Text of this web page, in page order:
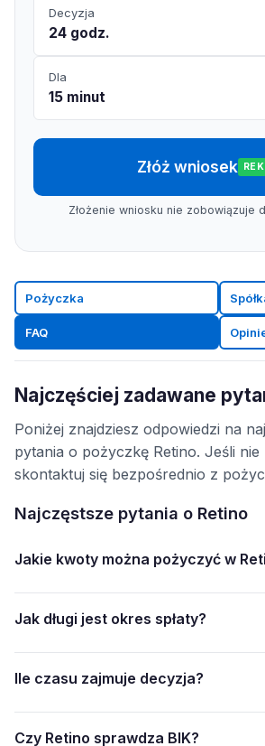
Decyzja
24 godz.
Dla
15 minut
Złóż wniosek
Złożenie wniosku nie zobowiązuje
Pożyczka
FAQ
Najczęściej zadawane
Poniżej znajdziesz odpowiedzi na
pytania o pożyczkę Retino. Jeśli
skontaktuj się bezpośrednio z
Najczęstsze pytania o Retino
Jakie kwoty można pożyczyć w
Jak długi jest okres spłaty?
Ile czasu zajmuje decyzja?
Czy Retino sprawdza BIK?